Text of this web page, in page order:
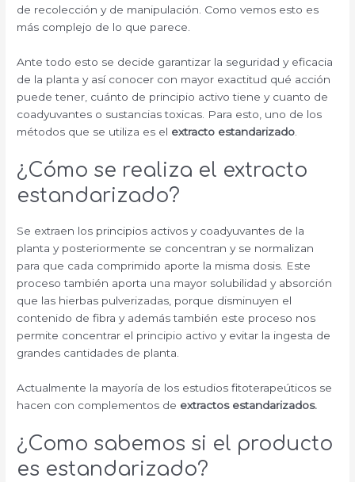
de recolección y de manipulación. Como vemos esto es
más complejo de lo que parece.
Ante todo esto se decide garantizar la seguridad y eficacia
de la planta y así conocer con mayor exactitud qué acción
puede tener, cuánto de principio activo tiene y cuanto de
coadyuvantes o sustancias toxicas. Para esto, uno de los
métodos que se utiliza es el extracto estandarizado
¿Cómo se realiza el extracto
estandarizado?
Se extraen los principios activos y coadyuvantes de la
planta y posteriormente se concentran y se normalizan
para que cada comprimido aporte la misma dosis. Este
proceso también aporta una mayor solubilidad y absorción
que las hierbas pulverizadas, porque disminuyen el
contenido de fibra y además también este proceso nos
permite concentrar el principio activo y evitar la ingesta de
grandes cantidades de planta.
Actualmente la mayoría de los estudios fitoterapeúticos se
hacen con complementos de extractos estandarizados.
¿Como sabemos si el producto
es estandarizado?